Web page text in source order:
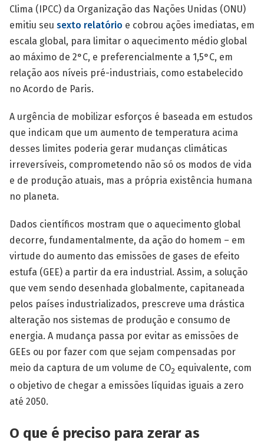
Clima (IPCC) da Organização das Nações Unidas (ONU)
emitiu seu sexto relatório e cobrou ações imediatas, em
escala global, para limitar o aquecimento médio global
ao máximo de 2°C, e preferencialmente a 1,5°C, em
relação aos níveis pré-industriais, como estabelecido
no Acordo de Paris.
A urgência de mobilizar esforços é baseada em estudos
que indicam que um aumento de temperatura acima
desses limites poderia gerar mudanças climáticas
irreversíveis, comprometendo não só os modos de vida
e de produção atuais, mas a própria existên­cia humana
no planeta.
Dados científicos mostram que o aquecimento global
decorre, fundamentalmente, da ação do homem – em
virtude do aumento das emissões de gases de efeito
estufa (GEE) a partir da era industrial. Assim, a solução
que vem sendo desenhada globalmente, capitaneada
pelos países industrializados, prescreve uma drástica
alteração nos sistemas de produção e consumo de
ener­gia. A mudança passa por evitar as emissões de
GEEs ou por fazer com que sejam compensadas por
meio da captura de um volume de CO2 equivalente, com
o objetivo de chegar a emissões líquidas iguais a zero
até 2050.
O que é preciso para zerar as